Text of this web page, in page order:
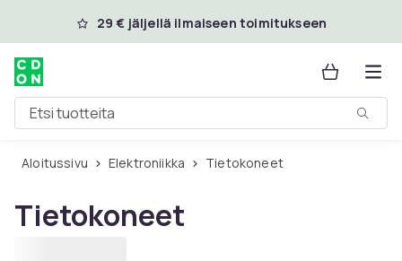
Ohita ja siirry pääsisältöön
29 € jäljellä ilmaiseen toimitukseen
Etsi tuotteita
Aloitussivu Elektroniikka Tietokoneet
Tietokoneet